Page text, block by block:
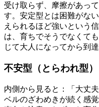
受け取らず、摩擦があっ
す。安定型とは困難がな
えられるほど強いという
は、育ちでそうでなくて
じて大人になってから到
不安型（とらわれ型）
内側から見ると：「大丈
ベルのざわめきが続く感